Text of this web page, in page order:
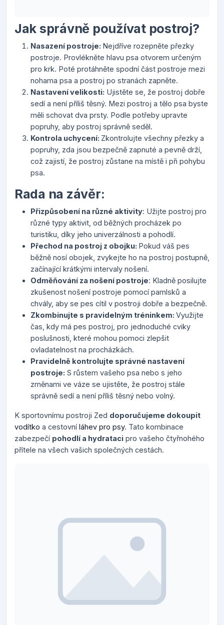
Jak správně používat postroj?
Nasazení postroje: Nejdříve rozepněte přezky
postroje. Provlékněte hlavu psa otvorem určeným
pro krk. Poté protáhněte spodní část postroje mezi
nohama psa a postroj po stranách zapněte.
Nastavení velikosti: Ujistěte se, že postroj dobře
sedí a není příliš těsný. Mezi postroj a tělo psa byste
měli schovat dva prsty. Podle potřeby upravte
popruhy, aby postroj správně seděl.
Kontrola uchycení: Zkontrolujte všechny přezky a
popruhy, zda jsou bezpečně zapnuté a pevně drží,
což zajistí, že postroj zůstane na místě i při pohybu
psa.
Rada na závěr:
Přizpůsobení na různé aktivity: Užijte postroj pro
různé typy aktivit, od běžných procházek po
turistiku, díky jeho univerzálnosti a pohodlí.
Přechod na postroj z obojku: Pokud váš pes
běžně nosí obojek, zvykejte ho na postroj postupně,
začínající krátkými intervaly nošení.
Odměňování za nošení postroje: Kladně posilujte
zkušenost nošení postroje pomocí pamlsků a
chvály, aby se pes cítil v postroji dobře a bezpečně.
Zkombinujte s pravidelným tréninkem: Využijte
čas, kdy má pes postroj, pro jednoduché cviky
poslušnosti, které mohou pomoci zlepšit
ovladatelnost na procházkách.
Pravidelně kontrolujte správné nastavení
postroje: S růstem vašeho psa nebo s jeho
změnami ve váze se ujistěte, že postroj stále
správně sedí a není příliš těsný nebo volný.
K sportovnímu postroji Zed doporučujeme dokoupit
vodítko a cestovní láhev pro psy. Tato kombinace
zabezpečí pohodlí a hydrataci pro vašeho čtyřnohého
přítele na všech vašich společných cestách.